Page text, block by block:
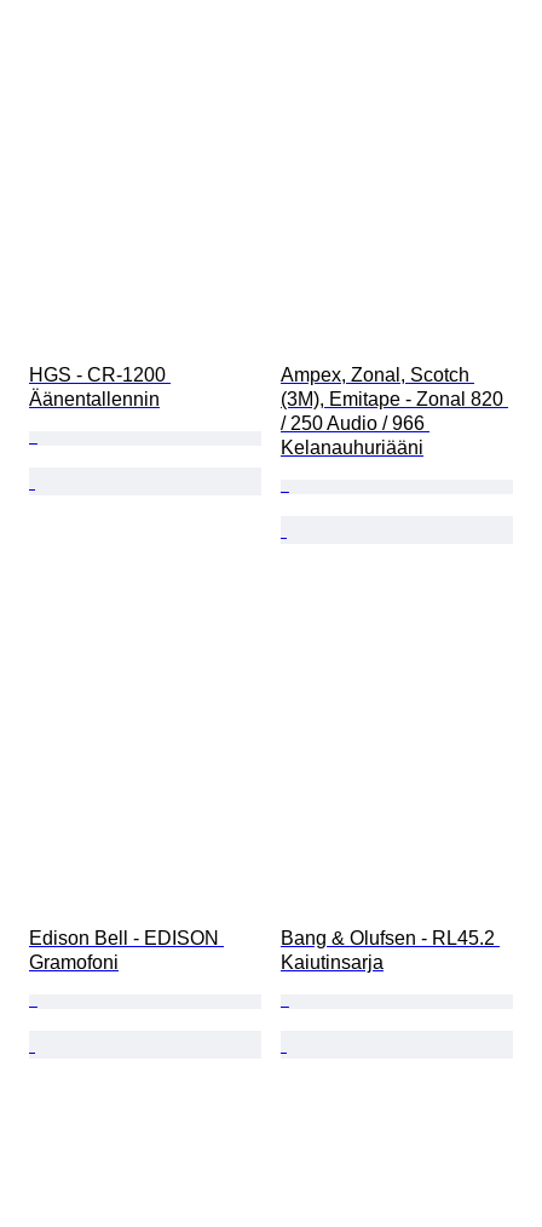
HGS - CR-1200
Äänentallennin
Ampex, Zonal, Scotch
(3M), Emitape - Zonal 820
/ 250 Audio / 966
Kelanauhuriääni
Edison Bell - EDISON
Gramofoni
Bang & Olufsen - RL45.2
Kaiutinsarja